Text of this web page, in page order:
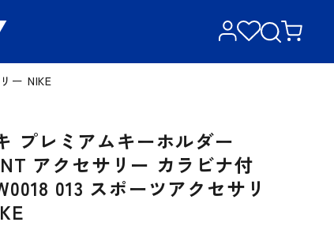
ー NIKE
プレミアムキーホルダー
アクセサリー カラビナ付
013 スポーツアクセサリ